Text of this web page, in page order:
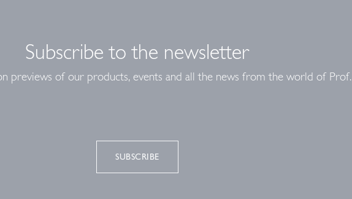
Subscribe to the newsletter
previews of our products, events and all the news from the world of Prof.
SUBSCRIBE